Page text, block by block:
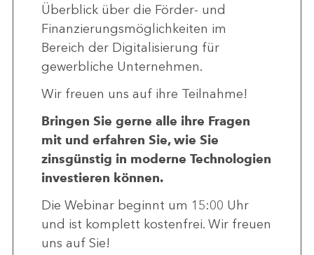
Überblick über die Förder- und
Finanzierungsmöglichkeiten im
Bereich der Digitalisierung für
gewerbliche Unternehmen.
Wir freuen uns auf ihre Teilnahme!
Bringen Sie gerne alle ihre Fragen
mit und erfahren Sie, wie Sie
zinsgünstig in moderne Technologien
investieren können.
Die Webinar beginnt um 15:00 Uhr
und ist komplett kostenfrei. Wir freuen
uns auf Sie!